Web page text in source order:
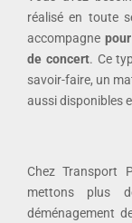
réalisé en toute
accompagne
de concert. Ce
savoir-faire, un
aussi disponibles
Chez Transport
mettons plus
déménagement